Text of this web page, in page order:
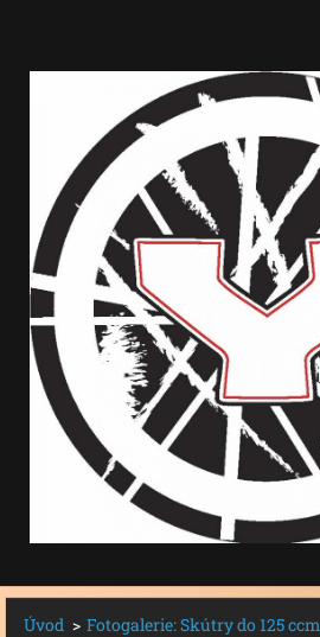
Úvod > Fotogalerie: Skútry do 125 ccm